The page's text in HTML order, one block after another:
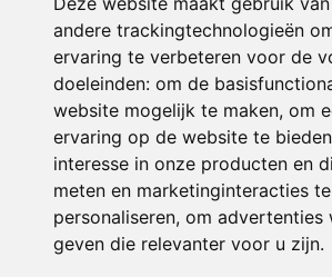
andere trackingtechnologieën
ervaring te verbeteren voor de
doeleinden: om de
website mogelijk te maken, om
ervaring op de website te bieden
interesse in onze producten en
meten en marketinginteracties te
personaliseren, om advertenties
geven die relevanter voor u zijn.
© 2026 De Regenboog | Alle rechten
Privacy policy|Disclaimer| Klachtenregeling
voorkeuren